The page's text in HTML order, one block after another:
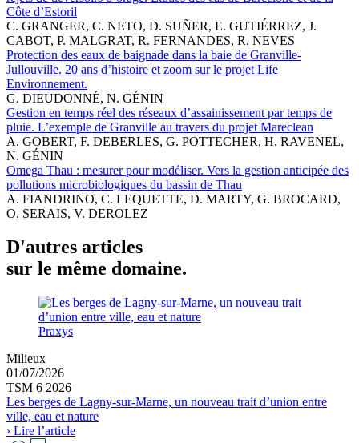
Côte d’Estoril
C. GRANGER, C. NETO, D. SUÑER, E. GUTIÉRREZ, J.
CABOT, P. MALGRAT, R. FERNANDES, R. NEVES
Protection des eaux de baignade dans la baie de Granville-
Jullouville. 20 ans d’histoire et zoom sur le projet Life
Environnement.
G. DIEUDONNÉ, N. GÉNIN
Gestion en temps réel des réseaux d’assainissement par temps de
pluie. L’exemple de Granville au travers du projet Mareclean
A. GOBERT, F. DEBERLES, G. POTTECHER, H. RAVENEL,
N. GÉNIN
Omega Thau : mesurer pour modéliser. Vers la gestion anticipée des
pollutions microbiologiques du bassin de Thau
A. FIANDRINO, C. LEQUETTE, D. MARTY, G. BROCARD,
O. SERAIS, V. DEROLEZ
D'autres articles
sur le même domaine.
Praxys
Milieux
01/07/2026
TSM 6 2026
Les berges de Lagny-sur-Marne, un nouveau trait d’union entre
ville, eau et nature
› Lire l’article